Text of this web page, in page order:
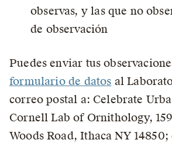
observas, y las que no
de observación
Puedes enviar tus
formulario de datos al
correo postal a: Celebrate
Cornell Lab of Ornithology,
Woods Road, Ithaca NY